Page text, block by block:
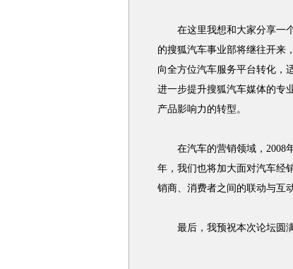
在这里我想和大家分享一个
的搜狐汽车事业部将继往开来
向全方位汽车服务平台转化，
进一步提升搜狐汽车媒体的专
产品影响力的转型。
在汽车的营销领域，2008年
年，我们也将加大面对汽车经
销商、消费者之间的联动与互动
最后，我预祝本次论坛圆满